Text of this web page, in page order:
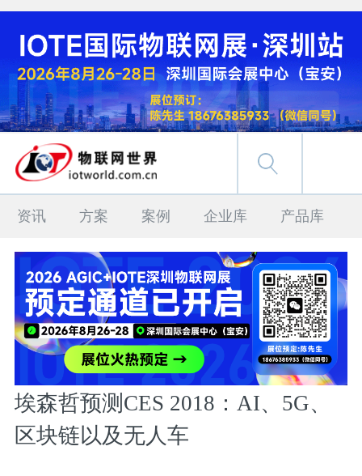
资讯 方案 案例 企业库 产品库
埃森哲预测CES 2018：AI、5G、
区块链以及无人车